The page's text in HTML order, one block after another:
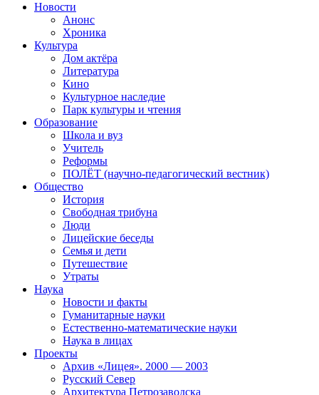
Новости
Анонс
Хроника
Культура
Дом актёра
Литература
Кино
Культурное наследие
Парк культуры и чтения
Образование
Школа и вуз
Учитель
Реформы
ПОЛЁТ (научно-педагогический вестник)
Общество
История
Свободная трибуна
Люди
Лицейские беседы
Семья и дети
Путешествие
Утраты
Наука
Новости и факты
Гуманитарные науки
Естественно-математические науки
Наука в лицах
Проекты
Архив «Лицея». 2000 — 2003
Русский Север
Архитектура Петрозаводска